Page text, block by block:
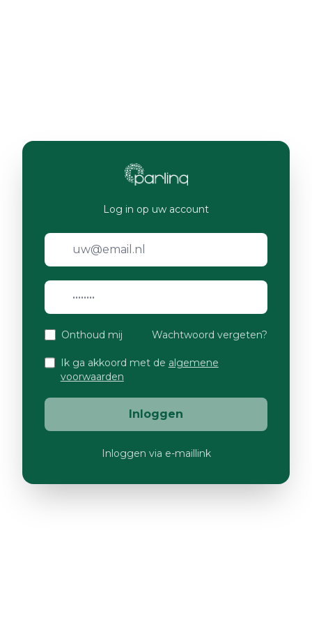
Log in op uw account
Onthoud mij Wachtwoord vergeten?
Ik ga akkoord met de algemene
voorwaarden
Inloggen
Inloggen via e-maillink